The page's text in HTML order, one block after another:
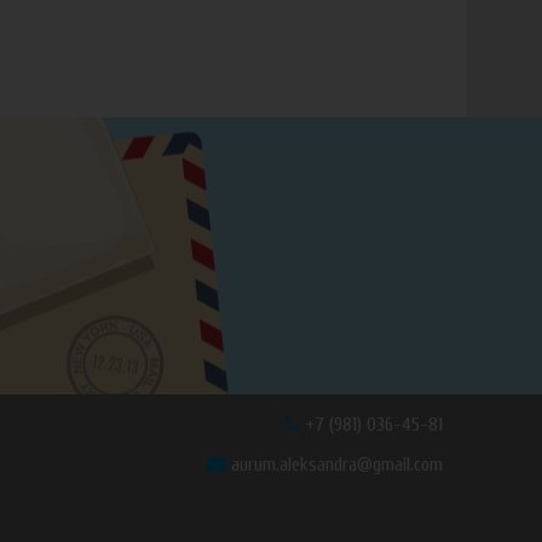
+7 (981) 036-45-81
aurum.aleksandra@gmail.com